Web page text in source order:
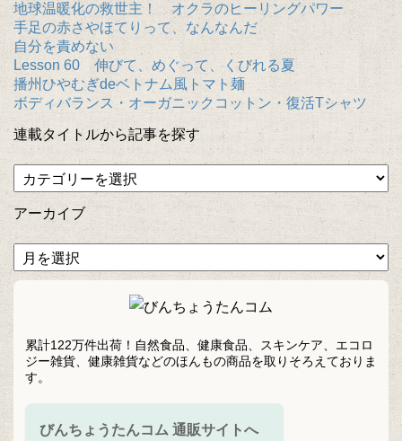
地球温暖化の救世主！ オクラのヒーリングパワー
手足の赤さやほてりって、なんなんだ
自分を責めない
Lesson 60 伸びて、めぐって、くびれる夏
播州ひやむぎdeベトナム風トマト麺
ボディバランス・オーガニックコットン・復活Tシャツ
連載タイトルから記事を探す
アーカイブ
累計122万件出荷！自然食品、健康食品、スキンケア、エコロ
ジー雑貨、健康雑貨などのほんもの商品を取りそろえておりま
す。
びんちょうたんコム 通販サイトへ